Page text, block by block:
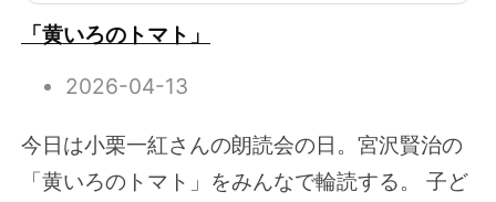
「黄いろのトマト」
2026-04-13
今日は小栗一紅さんの朗読会の日。宮沢賢治の
「黄いろのトマト」をみんなで輪読する。 子ど